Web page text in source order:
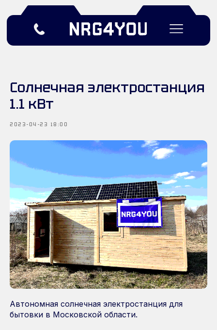
Солнечная электростанция
1.1 кВт
2023-04-23 18:00
Автономная солнечная электростанция для
бытовки в Московской области.
8 (999) 866-4444